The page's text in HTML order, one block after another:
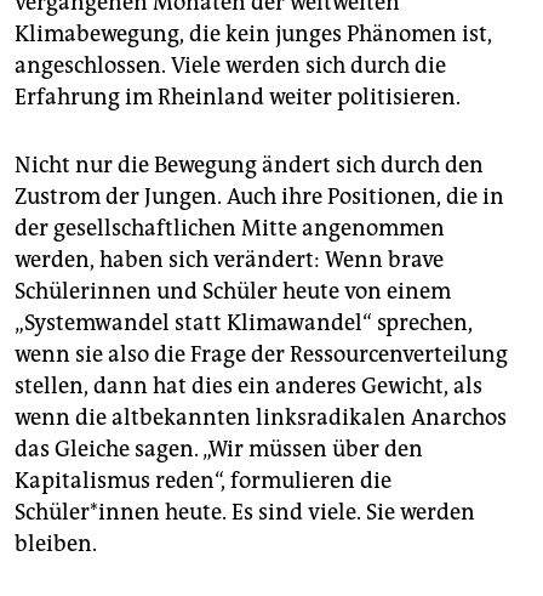
Klimabewegung, die kein junges Phänomen ist,
angeschlossen. Viele werden sich durch die
Erfahrung im Rheinland weiter politisieren.
Nicht nur die Bewegung ändert sich durch den
Zustrom der Jungen. Auch ihre Positionen, die in
der gesellschaftlichen Mitte angenommen
werden, haben sich verändert: Wenn brave
Schülerinnen und Schüler heute von einem
„Systemwandel statt Klimawandel“ sprechen,
wenn sie also die Frage der Ressourcenverteilung
stellen, dann hat dies ein anderes Gewicht, als
wenn die altbekannten linksradikalen Anarchos
das Gleiche sagen. „Wir müssen über den
Kapitalismus reden“, formulieren die
Schüler*innen heute. Es sind viele. Sie werden
bleiben.